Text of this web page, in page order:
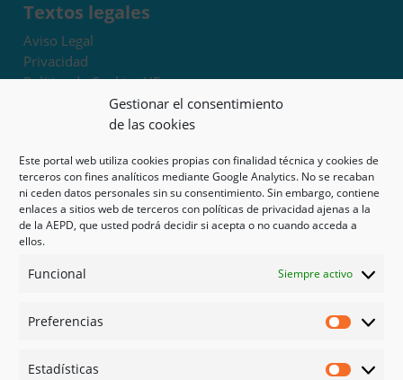
Gestionar el consentimiento
de las cookies
Este portal web utiliza cookies propias con finalidad técnica y cookies de
terceros con fines analíticos mediante Google Analytics. No se recaban
ni ceden datos personales sin su consentimiento. Sin embargo, contiene
enlaces a sitios web de terceros con políticas de privacidad ajenas a la
de la AEPD, que usted podrá decidir si acepta o no cuando acceda a
ellos.
Funcional Siempre activo
Preferencias
Estadísticas
Textos legales
Aviso Legal
Privacidad
Política de Cookies UE
Términos y condiciones
Exoneración de responsabilidad
Mapa del sitio
Mi cuenta
Tienda
Psicología en Murcia
Guías
Redes sociales
Instagram